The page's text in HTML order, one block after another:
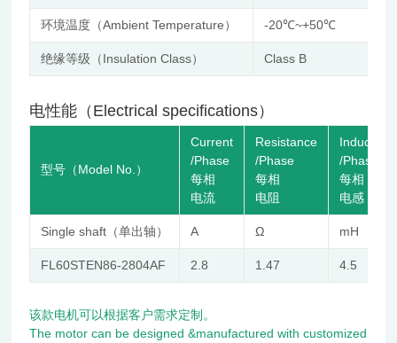
环境温度（Ambient Temperature） -20℃~+50℃
绝缘等级（Insulation Class） Class B
电性能（Electrical specifications）
型号（Model No.）
Current
/Phase
每相
电流
Resistance
/Phase
每相
电阻
/Phase
每相
电感
Single shaft（单出轴） A Ω mH
FL60STEN86-2804AF 2.8 1.47 4.5
该款电机可以根据客户需求定制。
The motor can be designed &manufactured with customized